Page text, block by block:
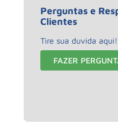
Perguntas e
Clientes
Tire sua duvida aqui!
FAZER